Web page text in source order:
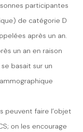
participantes
de catégorie D
après un an
un an en raison
basait sur un
peuvent faire l’objet
on les encourage